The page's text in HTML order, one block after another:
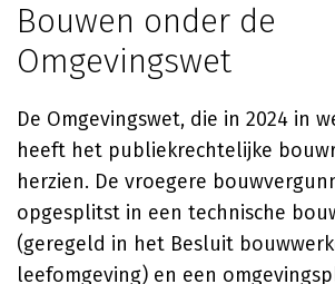
Bouwen onder de
Omgevingswet
De Omgevingswet, die in 2024 in
heeft het publiekrechtelijke
herzien. De vroegere
opgesplitst in een technische
(geregeld in het Besluit
leefomgeving) en een